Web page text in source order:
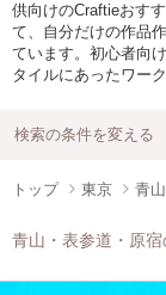
供向けのCraftieおす
て、自分だけの作品
ています。初心者向
タイルにあったワー
検索の条件を変える
トップ 東京 青
青山・表参道・原